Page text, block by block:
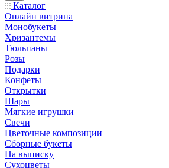
Каталог
Онлайн витрина
Монобукеты
Хризантемы
Тюльпаны
Розы
Подарки
Конфеты
Открытки
Шары
Мягкие игрушки
Свечи
Цветочные композиции
Сборные букеты
На выписку
Сухоцветы